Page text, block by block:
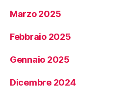
Marzo 2025
Febbraio 2025
Gennaio 2025
Dicembre 2024